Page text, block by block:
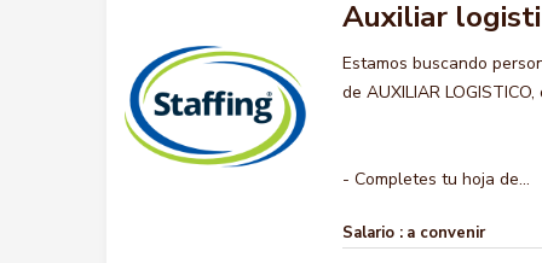
Auxiliar
Estamos buscando
de AUXILIAR
- Completes tu hoja de...
Salario : a convenir